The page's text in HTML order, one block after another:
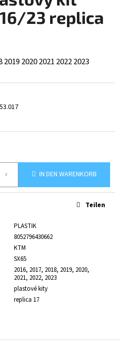
23 replica
2019 20202021 20222023
IN DEN WARENKORB
PLASTIK
8052796430662
KTM
SX65
2016, 2017, 2018, 2019, 2020,
2021, 2022, 2023
plastové kity
replica 17
Teilen